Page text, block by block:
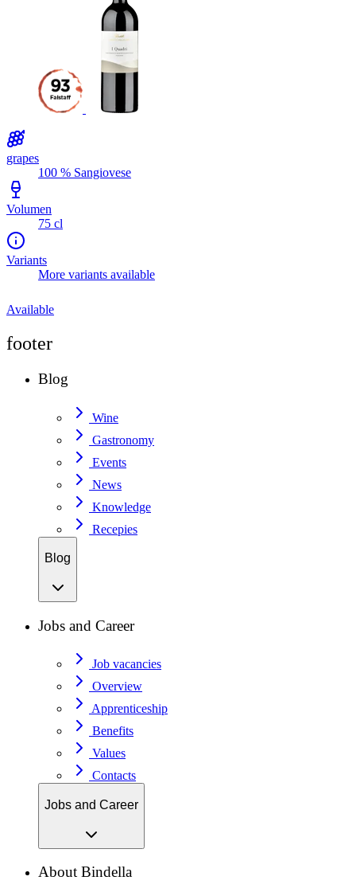
grapes
100 % Sangiovese
Volumen
75 cl
Variants
More variants available
Available
footer
Blog
Wine
Gastronomy
Events
News
Knowledge
Recepies
Blog
Jobs and Career
Job vacancies
Overview
Apprenticeship
Benefits
Values
Contacts
Jobs and Career
About Bindella